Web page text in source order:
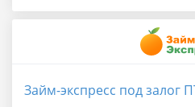
Займ-экспресс под залог